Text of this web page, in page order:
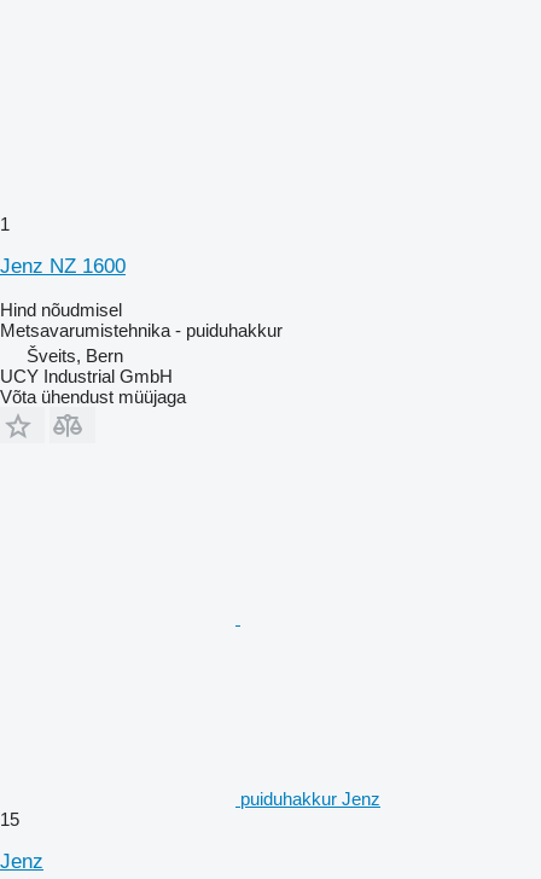
1
Jenz NZ 1600
Hind nõudmisel
Metsavarumistehnika - puiduhakkur
Šveits, Bern
UCY Industrial GmbH
Võta ühendust müüjaga
puiduhakkur Jenz
15
Jenz